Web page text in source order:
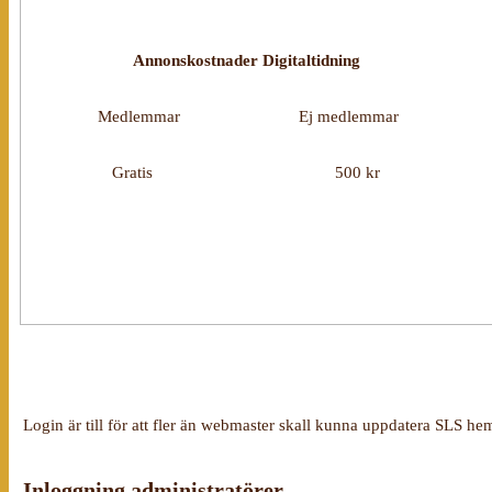
Annonskostnader Digitaltidning
Medlemmar Ej medlemmar
Gratis 500 kr
Login är till för att fler än webmaster skall kunna uppdatera SLS